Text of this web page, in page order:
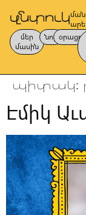
մեր
մասին
նոր օրացոյց
պիտակ:
Էմիկ